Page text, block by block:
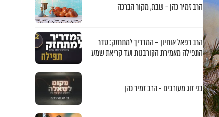
הרב זמיר כהן - שבת, מקור הברכה
הרב רפאל אוחיון – המדריך למתחזק: סדר
התפילה מאמירת הקורבנות ועד קריאת שמע
בני זוג מעורבים - הרב זמיר כהן